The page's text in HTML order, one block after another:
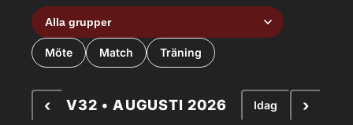
Grupp
Aktivitetstyp
Möte Match Träning
‹ V32 • AUGUSTI 2026 Idag ›